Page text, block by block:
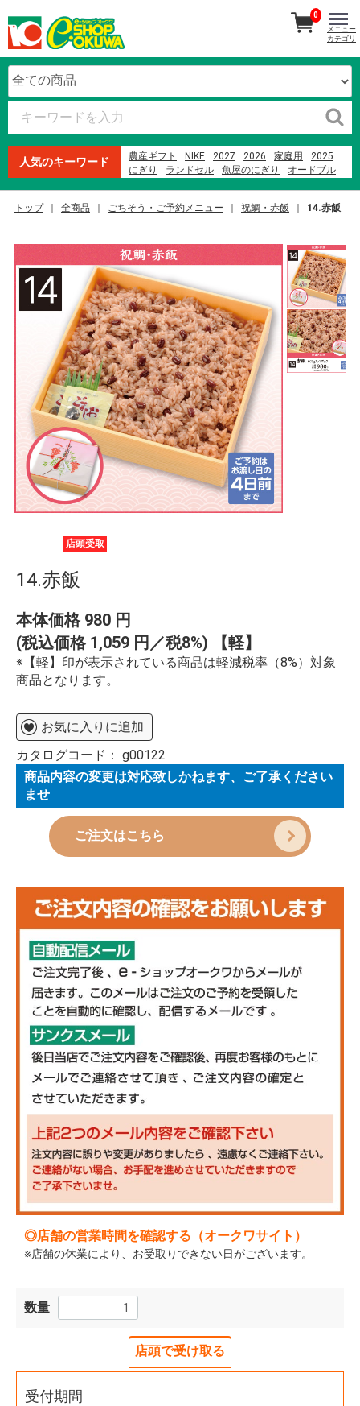
人気のキーワード 農産ギフト NIKE 2027 2026 家庭用
2025
にぎり
ランドセル 魚屋のにぎり
オードブル
メロン
オークワプレミアム
0
メニュー
カテゴリ
トップ 全商品 ごちそう・ご予約メニュー 祝鯛・赤飯 14.赤飯
店頭受取
14.赤飯
本体価格 980 円
(税込価格 1,059 円／税8%) 【軽】
※【軽】印が表示されている商品は軽減税率（8%）対象
商品となります。
お気に入りに追加
カタログコード： g00122
商品内容の変更は対応致しかねます、ご了承ください
ませ
ご注文はこちら
◎店舗の営業時間を確認する（オークワサイト）
※店舗の休業により、お受取りできない日がございます。
数量
店頭で受け取る
受付期間